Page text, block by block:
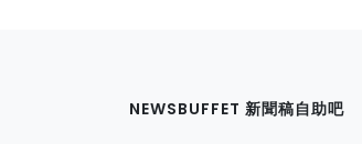
NEWSBUFFET 新聞稿自助吧